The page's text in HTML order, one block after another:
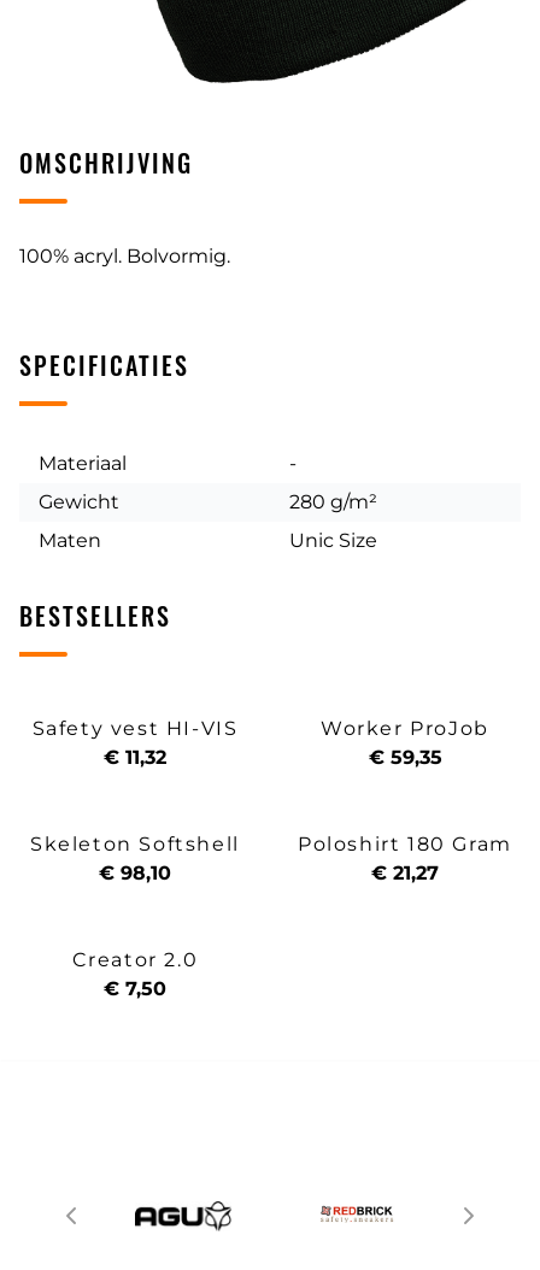
OMSCHRIJVING
100% acryl. Bolvormig.
SPECIFICATIES
Materiaal
-
Gewicht
280 g/m²
Maten
Unic Size
BESTSELLERS
Safety vest HI-VIS
€ 11,32
Worker ProJob
€ 59,35
Skeleton Softshell
€ 98,10
Poloshirt 180 Gram
€ 21,27
Creator 2.0
€ 7,50